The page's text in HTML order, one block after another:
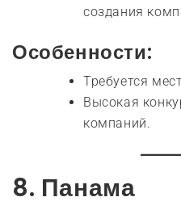
создания
Особенности:
Требуется
Высокая
компаний.
8. Панама